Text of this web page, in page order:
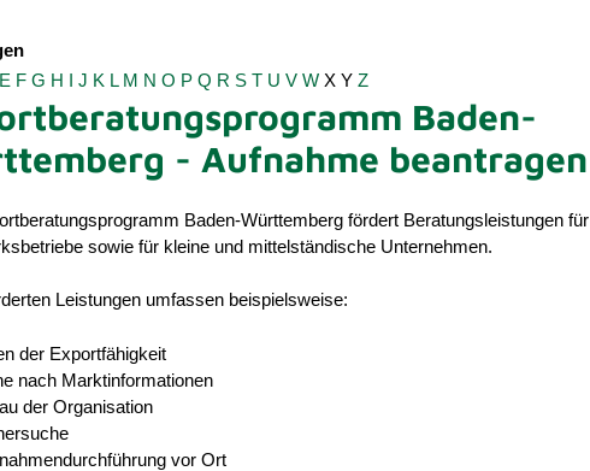
E F G H I J K L M N O P Q R S T U V W X Y Z
Baden-
- Aufnahme beantragen
Baden-Württemberg fördert Beratungsleistungen für
sowie für kleine und mittelständische Unternehmen.
Leistungen umfassen beispielsweise:
der Exportfähigkeit
nach Marktinformationen
der Organisation
vor Ort